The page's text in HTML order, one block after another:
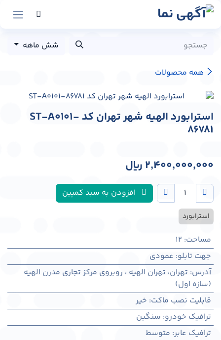
پرش به محتوا
همه محصولات
شش ماهه
استرابورد الهیه شهر تهران کد ST-A0101-
86781
2,400,000,000 ﷼
افزودن به سبد کمپین
استرابورد
مساحت:
12
جهت تابلو: عمودی
آدرس: تهران، تهران الهیه ، روبروی مرکز تجاری مدرن الهیه
(سازه اول)
قابلیت نصب ماکت: خیر
ترافیک خودرو: سنگین
ترافیک عابر: متوسط